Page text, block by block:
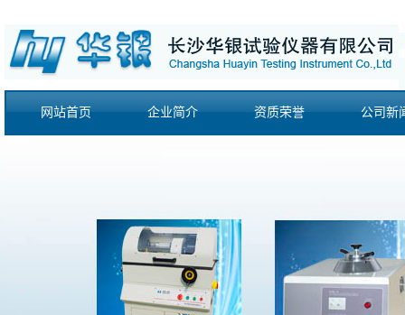
网站首页 企业简介 资质荣誉 公司新